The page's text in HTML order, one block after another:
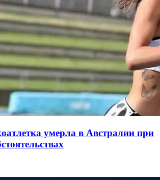
умерла в Австралии при